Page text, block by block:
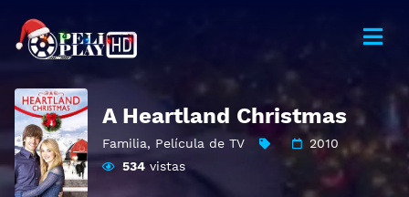
A Heartland Christmas
Familia, Película de TV
2010
534 vistas